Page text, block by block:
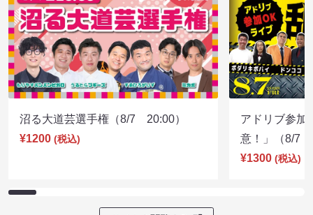
沼る大道芸選手権（8/7 20:00）
¥1200 (税込)
アドリブ参加
意！」（8/7
¥1300 (税込)